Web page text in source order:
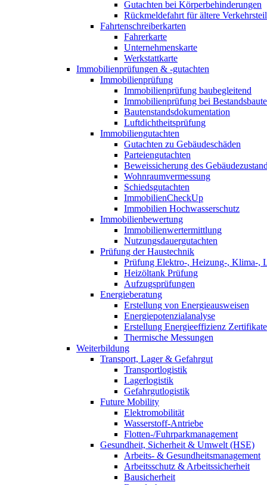
Gutachten bei Körperbehinderungen
Rückmeldefahrt für ältere
Fahrtenschreiberkarten
Fahrerkarte
Unternehmenskarte
Werkstattkarte
Immobilienprüfungen & -gutachten
Immobilienprüfung
Immobilienprüfung baubegleitend
Immobilienprüfung bei
Bautenstandsdokumentation
Luftdichtheitsprüfung
Immobiliengutachten
Gutachten zu Gebäudeschäden
Parteiengutachten
Beweissicherung des
Wohnraumvermessung
Schiedsgutachten
ImmobilienCheckUp
Immobilien Hochwasserschutz
Immobilienbewertung
Immobilienwertermittlung
Nutzungsdauergutachten
Prüfung der Haustechnik
Prüfung Elektro-, Heizung-, Klima-,
Heizöltank Prüfung
Aufzugsprüfungen
Energieberatung
Erstellung von Energieausweisen
Energiepotenzialanalyse
Erstellung Energieeffizienz Zertifikate
Thermische Messungen
Weiterbildung
Transport, Lager & Gefahrgut
Transportlogistik
Lagerlogistik
Gefahrgutlogistik
Future Mobility
Elektromobilität
Wasserstoff-Antriebe
Flotten-/Fuhrparkmanagement
Gesundheit, Sicherheit & Umwelt (HSE)
Arbeits- & Gesundheitsmanagement
Arbeitsschutz & Arbeitssicherheit
Bausicherheit